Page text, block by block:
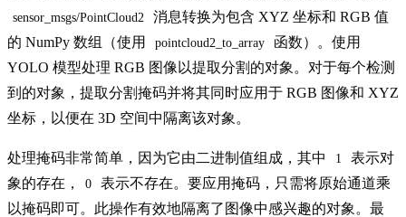
sensor_msgs/PointCloud2
消息转换为包含 XYZ 坐标和 RGB 值
的 NumPy 数组（使用
pointcloud2_to_array
函数）。使用
YOLO 模型处理 RGB 图像以提取分割的对象。对于每个检测
到的对象，提取分割掩码并将其同时应用于 RGB 图像和 XYZ
坐标，以便在 3D 空间中隔离该对象。
处理掩码非常简单，因为它由二进制值组成，其中 1
表示对
象的存在，
0
表示不存在。要应用掩码，只需将原始通道乘
以掩码即可。此操作有效地隔离了图像中感兴趣的对象。最